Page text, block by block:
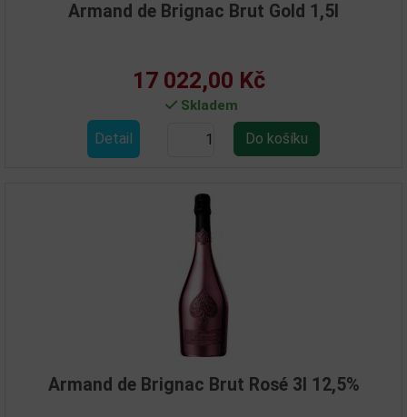
Armand de Brignac Brut Gold 1,5l
17 022,00 Kč
Skladem
Detail
Armand de Brignac Brut Rosé 3l 12,5%